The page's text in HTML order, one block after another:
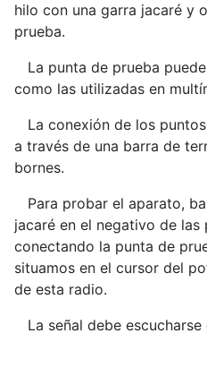
hilo con una garra jacaré y
prueba.
La punta de prueba
como las utilizadas en
La conexión de los
a través de una barra de
bornes.
Para probar el aparato,
jacaré en el negativo de
conectando la punta de
situamos en el cursor del
de esta radio.
La señal debe